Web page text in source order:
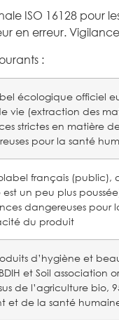
ISO 16128 pour
en erreur.
:
écologique officiel
vie (extraction des
strictes en matière
pour la santé
français (public),
un peu plus
dangereuses
du produit
d’hygiène et
et Soil association
de l’agriculture
et de la santé